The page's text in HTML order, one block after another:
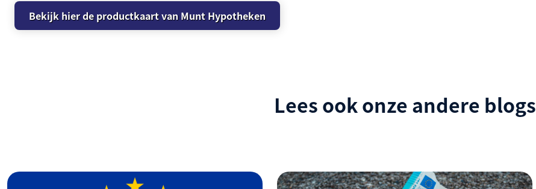
Bekijk hier de productkaart van Munt Hypotheken
Lees ook onze andere blogs